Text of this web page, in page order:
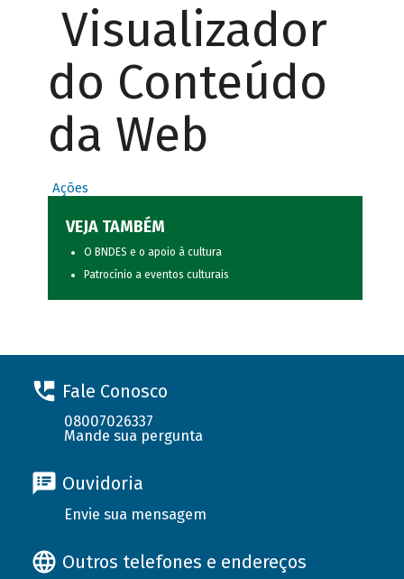
Visualizador
do Conteúdo
da Web
Ações
VEJA TAMBÉM
O BNDES e o apoio à cultura
Patrocínio a eventos culturais
Fale Conosco
08007026337
Mande sua pergunta
Ouvidoria
Envie sua mensagem
Outros telefones e endereços